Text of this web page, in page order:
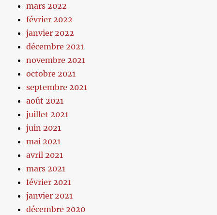
mars 2022
février 2022
janvier 2022
décembre 2021
novembre 2021
octobre 2021
septembre 2021
août 2021
juillet 2021
juin 2021
mai 2021
avril 2021
mars 2021
février 2021
janvier 2021
décembre 2020